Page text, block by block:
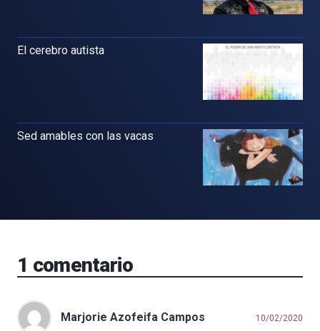
El cerebro autista
Sed amables con las vacas
1 comentario
Marjorie Azofeifa Campos 10/02/2020